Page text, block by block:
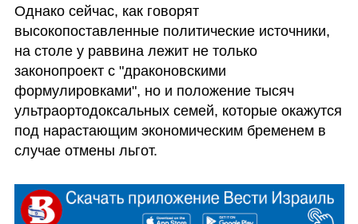
Однако сейчас, как говорят
высокопоставленные политические источники,
на столе у раввина лежит не только
законопроект с "драконовскими
формулировками", но и положение тысяч
ультраортодоксальных семей, которые окажутся
под нарастающим экономическим бременем в
случае отмены льгот.